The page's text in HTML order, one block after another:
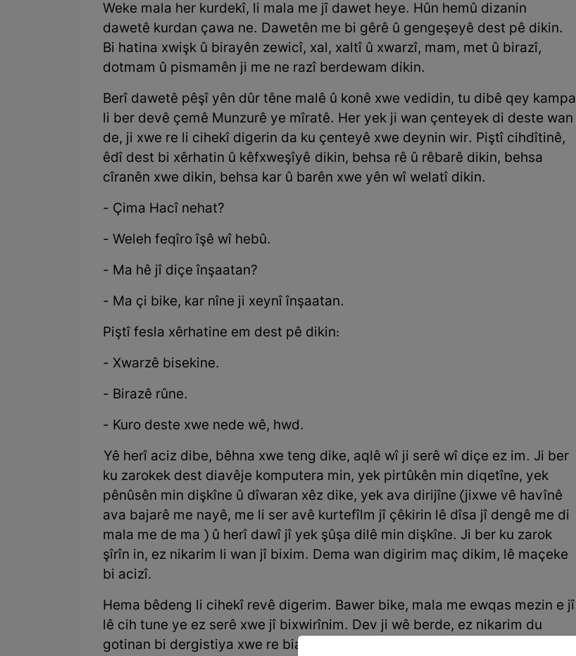
Weke mala her kurdekî, li mala me jî dawet heye. Hûn hemû dizanin
dawetê kurdan çawa ne. Dawetên me bi gêrê û gengeşeyê dest pê dikin.
Bi hatina xwişk û birayên zewicî, xal, xaltî û xwarzî, mam, met û birazî,
dotmam û pismamên ji me ne razî berdewam dikin.
Berî dawetê pêşî yên dûr têne malê û konê xwe vedidin, tu dibê qey kampa
li ber devê çemê Munzurê ye mîratê. Her yek ji wan çenteyek di deste wan
de, ji xwe re li cihekî digerin da ku çenteyê xwe deynin wir. Piştî cihdîtinê,
êdî dest bi xêrhatin û kêfxweşîyê dikin, behsa rê û rêbarê dikin, behsa
cîranên xwe dikin, behsa kar û barên xwe yên wî welatî dikin.
- Çima Hacî nehat?
- Weleh feqîro îşê wî hebû.
- Ma hê jî diçe înşaatan?
- Ma çi bike, kar nîne ji xeynî înşaatan.
Piştî fesla xêrhatine em dest pê dikin:
- Xwarzê bisekine.
- Birazê rûne.
- Kuro deste xwe nede wê, hwd.
Yê herî aciz dibe, bêhna xwe teng dike, aqlê wî ji serê wî diçe ez im. Ji ber
ku zarokek dest diavêje komputera min, yek pirtûkên min diqetîne, yek
pênûsên min dişkîne û dîwaran xêz dike, yek ava dirijîne (jixwe vê havînê
ava bajarê me nayê, me li ser avê kurtefîlm jî çêkirin lê dîsa jî dengê me di
mala me de ma ) û herî dawî jî yek şûşa dilê min dişkîne. Ji ber ku zarok
şîrîn in, ez nikarim li wan jî bixim. Dema wan digirim maç dikim, lê maçeke
bi acizî.
Hema bêdeng li cihekî revê digerim. Bawer bike, mala me ewqas mezin e jî
lê cih tune ye ez serê xwe jî bixwirînim. Dev ji wê berde, ez nikarim du
gotinan bi dergistiya xwe re biaxivim. Bi peyama ‘delala min mêvan hene,